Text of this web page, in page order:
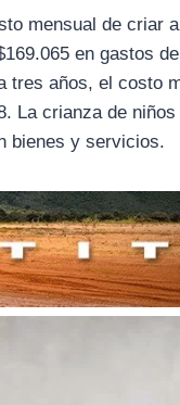
mensual de criar
en gastos
años, el costo
La crianza de
bienes y servicios.